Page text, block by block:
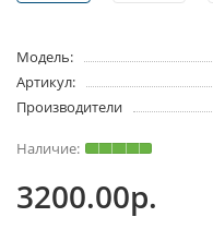
Модель:
Артикул:
Производители
3200.00р.